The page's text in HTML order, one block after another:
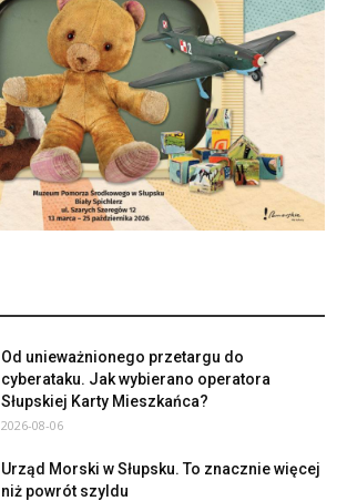
Od unieważnionego przetargu do
cyberataku. Jak wybierano operatora
Słupskiej Karty Mieszkańca?
2026-08-06
Urząd Morski w Słupsku. To znacznie więcej
niż powrót szyldu